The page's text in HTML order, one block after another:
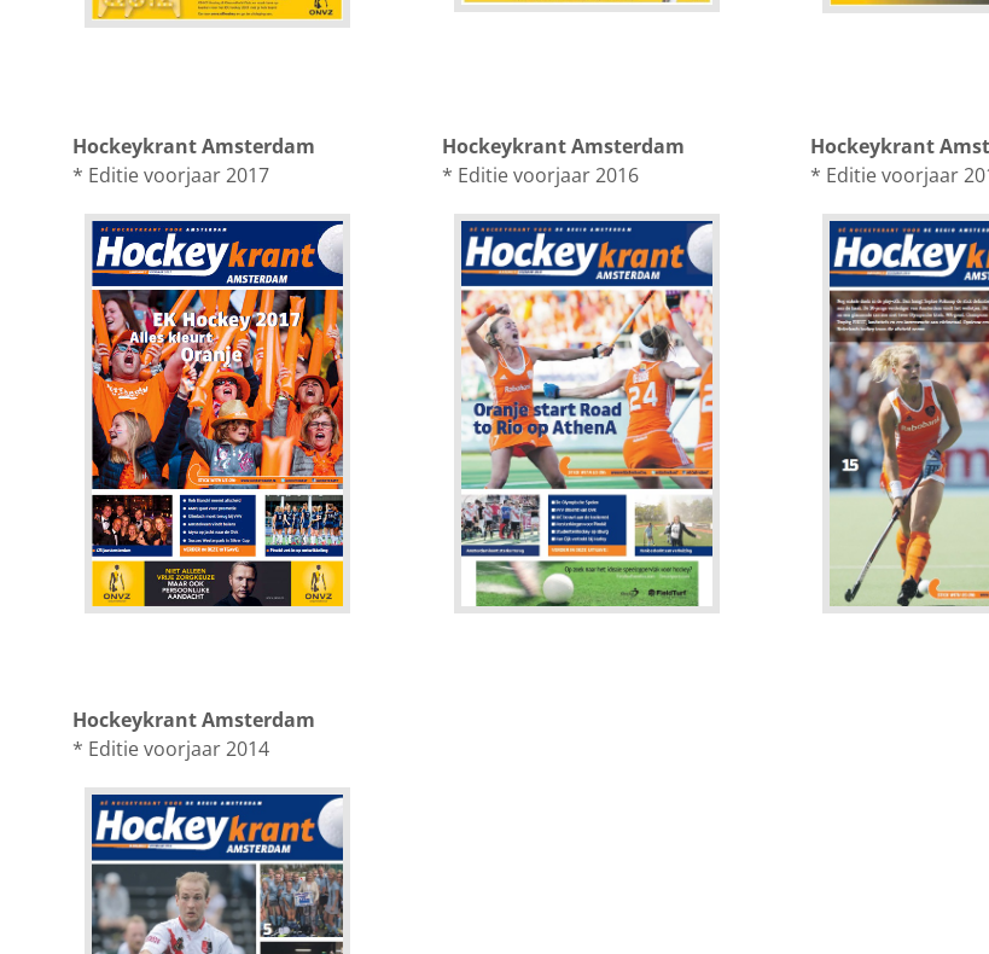
Hockeykrant Amsterdam
* Editie voorjaar 2017
Hockeykrant Amsterdam
* Editie voorjaar 2016
Hockeykrant
* Editie voorjaar
Hockeykrant Amsterdam
* Editie voorjaar 2014